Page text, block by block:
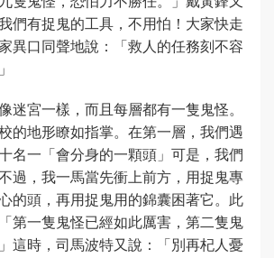
們有捉鬼的工具，不用怕！大家快走
異口同聲地說：「救人的任務刻不容
迷宮一樣，而且每層都有一隻鬼怪。
的地形瞭如指掌。在第一層，我們遇
名一「會分身的一顆頭」可是，我們
過，我一馬當先衝上前方，用捉鬼專
的頭，再用捉鬼用的錦囊困著它。此
第一隻鬼怪已經如此厲害，第二隻鬼
這時，司馬波特又說：「別再杞人憂